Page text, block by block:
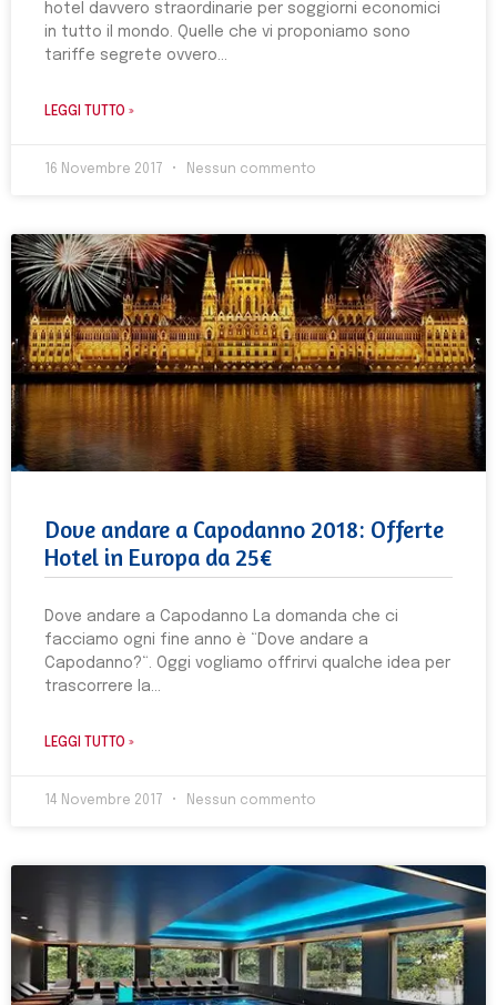
hotel davvero straordinarie per soggiorni economici
in tutto il mondo. Quelle che vi proponiamo sono
tariffe segrete ovvero
LEGGI TUTTO »
16 Novembre 2017 Nessun commento
Dove andare a Capodanno 2018: Offerte
Hotel in Europa da 25€
Dove andare a Capodanno La domanda che ci
facciamo ogni fine anno è “Dove andare a
Capodanno?“. Oggi vogliamo offrirvi qualche idea per
trascorrere la
LEGGI TUTTO »
14 Novembre 2017 Nessun commento